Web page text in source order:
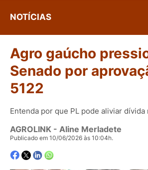
NOTÍCIAS
Agro gaúcho
Senado por
5122
Entenda por que PL pode aliviar dívida
AGROLINK - Aline Merladete
Publicado em 10/06/2026 às 10:04h.